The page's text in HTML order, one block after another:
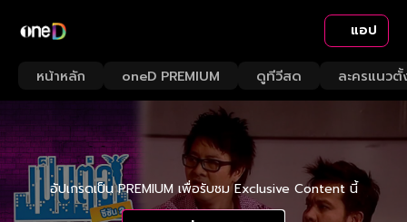
แอป
หน้าหลัก oneD PREMIUM ดูทีวีสด ละครแนวตั้
อัปเกรดเป็น PREMIUM เพื่อรับชม Exclusive Content นี้